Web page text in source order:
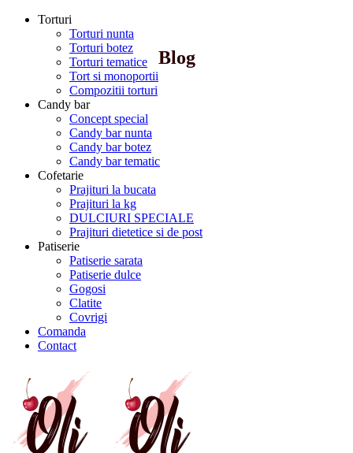
Torturi
Torturi nunta
Torturi botez
Torturi tematice
Tort si monoportii
Compozitii torturi
Candy bar
Concept special
Candy bar nunta
Candy bar botez
Candy bar tematic
Cofetarie
Prajituri la bucata
Prajituri la kg
DULCIURI SPECIALE
Prajituri dietetice si de post
Patiserie
Patiserie sarata
Patiserie dulce
Gogosi
Clatite
Covrigi
Comanda
Contact
Blog